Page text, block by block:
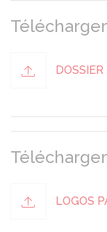
LOGOS